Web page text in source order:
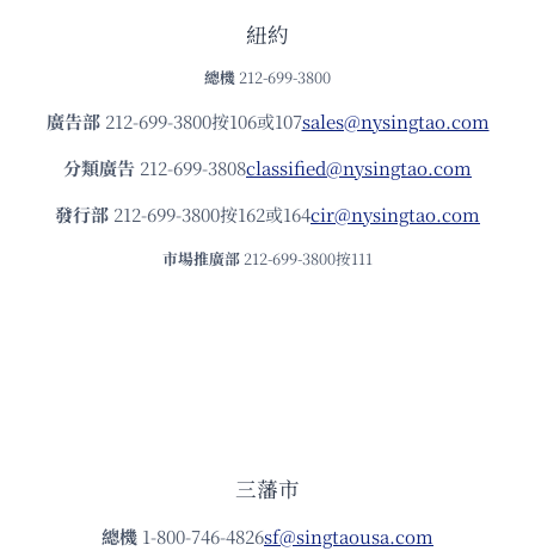
紐約
總機 212-699-3800
廣告部212-699-3800按106或107sales@nysingtao.com
分類廣告 212-699-3808classified@nysingtao.com
發⾏部 212-699-3800按162或164cir@nysingtao.com
市場推廣部 212-699-3800按111
三藩市
總機 1-800-746-4826sf@singtaousa.com